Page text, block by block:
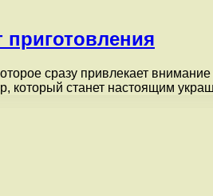
сразу привлекает
который станет настоящим